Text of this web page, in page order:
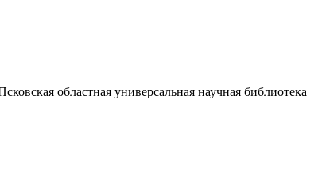
областная универсальная научная библиотека